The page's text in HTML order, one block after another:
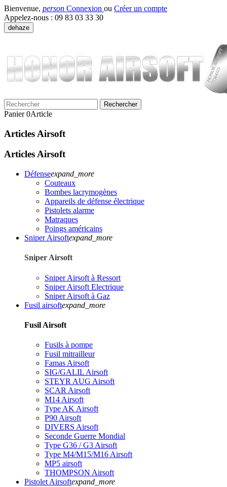
Bienvenue, person Connexion ou Créer un compte
Appelez-nous : 09 83 03 33 30
dehaze
Rechercher
Panier 0Article
Articles Airsoft
Articles Airsoft
Défenseexpand_more
Couteaux
Bombes lacrymogènes
Appareils de défense électrique
Pistolets alarme
Matraques
Poings américains
Sniper Airsoftexpand_more
Sniper Airsoft
Sniper Airsoft à Ressort
Sniper Airsoft Electrique
Sniper Airsoft à Gaz
Fusil airsoftexpand_more
Fusil Airsoft
Fusils à pompe
Fusil mitrailleur
Famas Airsoft
SIG/GALIL Airsoft
STEYR AUG Airsoft
SCAR Airsoft
M14 Airsoft
Type AK Airsoft
P90 Airsoft
DIVERS Airsoft
Seconde Guerre Mondial
Type G36 / G3 Airsoft
Type M4/M15/M16 Airsoft
MP5 airsoft
THOMPSON Airsoft
Pistolet Airsoftexpand_more